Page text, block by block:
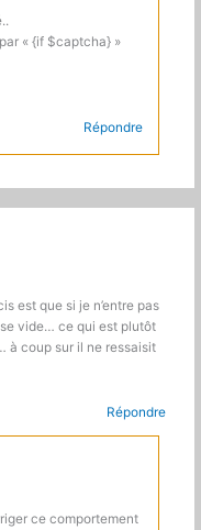
« {if $captcha} »
Répondre
est que si je n’entre pas
vide… ce qui est plutôt
à coup sur il ne ressaisit
Répondre
ce comportement